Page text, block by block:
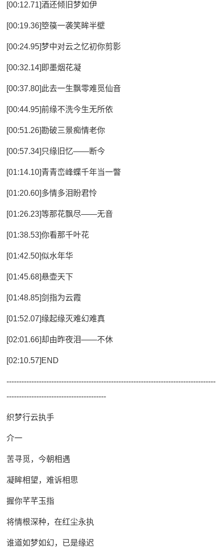
[00:12.71]酒还倾旧梦如伊
[00:19.36]箜篌一袭笑眸半壁
[00:24.95]梦中对云之忆初你剪影
[00:32.14]即墨烟花凝
[00:37.80]此去一生飘零难觅仙音
[00:44.95]前缘不洗今生无所依
[00:51.26]勘破三景痴情老你
[00:57.34]只缘旧忆——断今
[01:14.10]青青峦峰蝶千年当一瞥
[01:20.60]多情多泪盼君怜
[01:26.23]等那花飘尽——无音
[01:38.53]你看那千叶花
[01:42.50]似水年华
[01:45.68]悬壶天下
[01:48.85]剑指为云霞
[01:52.07]缘起缘灭难幻难真
[02:01.66]却由昨夜泪——不休
[02:10.57]END
------------------------------------------------------------------------------------
----------------------------------------
织梦行云执手
介一
苦寻觅，今朝相遇
凝眸相望，难诉相思
握你芊芊玉指
将情根深种，在红尘永执
谁道如梦如幻，已是缘迟